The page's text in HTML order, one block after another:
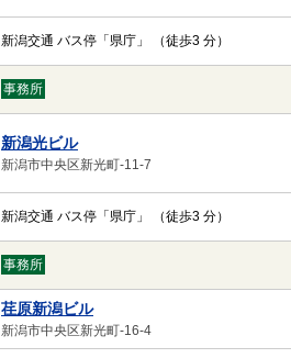
新潟交通 バス停「県庁」 （徒歩3 分）
事務所
新潟光ビル
新潟市中央区新光町-11-7
新潟交通 バス停「県庁」 （徒歩3 分）
事務所
荏原新潟ビル
新潟市中央区新光町-16-4